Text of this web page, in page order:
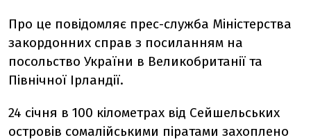
Про це повідомляє прес-служба Міністерства
закордонних справ з посиланням на
посольство України в Великобританії та
Північної Ірландії.
24 січня в 100 кілометрах від Сейшельських
островів сомалійськими піратами захоплено